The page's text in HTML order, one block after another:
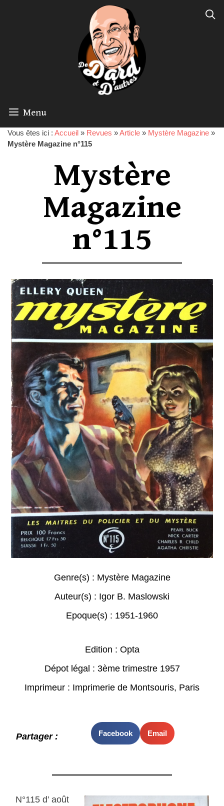
Menu
Vous êtes ici : Accueil » Revues »Article » Mystère Magazine »
Mystère Magazine n°115
Mystère
Magazine
n°115
Genre(s) : Mystère Magazine
Auteur(s) : Igor B. Maslowski
Epoque(s) : 1951-1960
Edition : Opta
Dépot légal : 3ème trimestre 1957
Imprimeur : Imprimerie de Montsouris, Paris
Partager : Facebook Email
N°115 d’ août